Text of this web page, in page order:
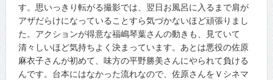
す。思いっきり転がる撮影では、翌日お風呂に入るまで肩が
アザだらけになっていることすら気づかないほど頑張りまし
た。アクションが得意な福嶋琴葉さんの動きも、見ていて
清々しいほど気持ちよく決まっています。あとは悪役の佐原
麻衣子さんが初めて、味方の平野勝美さんにやられて負ける
んです。台本にはなかった流れなので、佐原さんをＶシネマ